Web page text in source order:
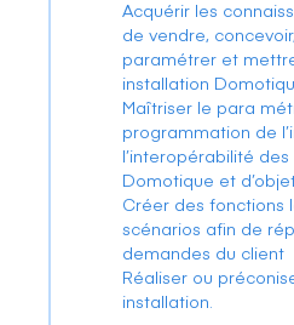
Acquérir les
de vendre,
paramétrer et
installation
Maîtriser le para
programmation de
l’interopérabilité
Domotique et
Créer des fonctions
scénarios afin de
demandes du client
Réaliser ou
installation.